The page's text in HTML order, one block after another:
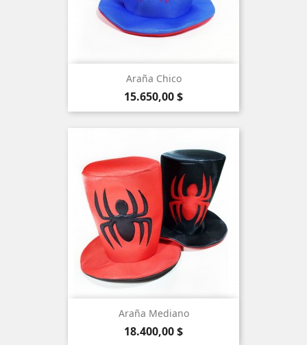
Araña Chico
Precio
15.650,00 $
Araña Mediano
Precio
18.400,00 $